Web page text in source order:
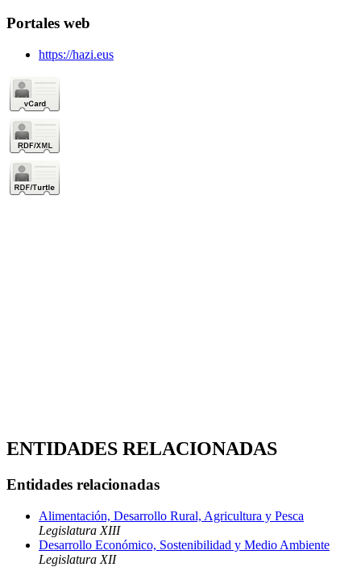
Portales web
https://hazi.eus
ENTIDADES RELACIONADAS
Entidades relacionadas
Alimentación, Desarrollo Rural, Agricultura y Pesca
Legislatura XIII
Desarrollo Económico, Sostenibilidad y Medio Ambiente
Legislatura XII